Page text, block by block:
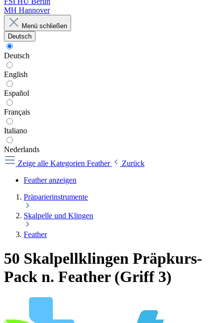
MH Hannover
Menü schließen
Deutsch
Deutsch
English
Español
Français
Italiano
Nederlands
Zeige alle Kategorien Feather
Zurück
Feather anzeigen
Präparierinstrumente
Skalpelle und Klingen
Feather
50 Skalpellklingen Präpkurs-
Pack n. Feather (Griff 3)